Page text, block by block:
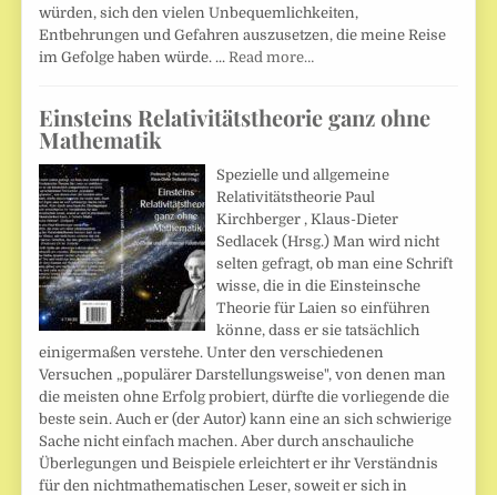
würden, sich den vielen Unbequemlichkeiten,
Entbehrungen und Gefahren auszusetzen, die meine Reise
im Gefolge haben würde. ... Read more…
Einsteins Relativitätstheorie ganz ohne
Mathematik
Spezielle und allgemeine
Relativitätstheorie Paul
Kirchberger , Klaus-Dieter
Sedlacek (Hrsg.) Man wird nicht
selten gefragt, ob man eine Schrift
wisse, die in die Einsteinsche
Theorie für Laien so einführen
könne, dass er sie tatsächlich
einigermaßen verstehe. Unter den verschiedenen
Versuchen „populärer Darstellungsweise", von denen man
die meisten ohne Erfolg probiert, dürfte die vorliegende die
beste sein. Auch er (der Autor) kann eine an sich schwierige
Sache nicht einfach machen. Aber durch anschauliche
Überlegungen und Beispiele erleichtert er ihr Verständnis
für den nichtmathematischen Leser, soweit er sich in